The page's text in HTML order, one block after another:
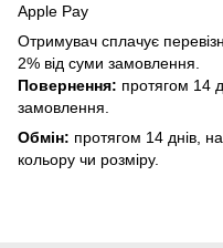
Apple Pay
Отримувач сплачує
2% від суми замовлення.
Повернення: протягом 14
замовлення.
Обмін: протягом 14 днів,
кольору чи розміру.